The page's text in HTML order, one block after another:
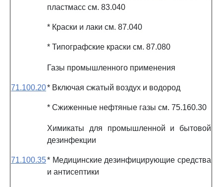
пластмасс см. 83.040
* Краски и лаки см. 87.040
* Типографские краски см. 87.080
71.100.20
Газы промышленного применения
* Включая сжатый воздух и водород
* Сжиженные нефтяные газы см. 75.160.30
71.100.35
Химикаты для промышленной и бытовой
дезинфекции
* Медицинские дезинфицирующие средства
и антисептики